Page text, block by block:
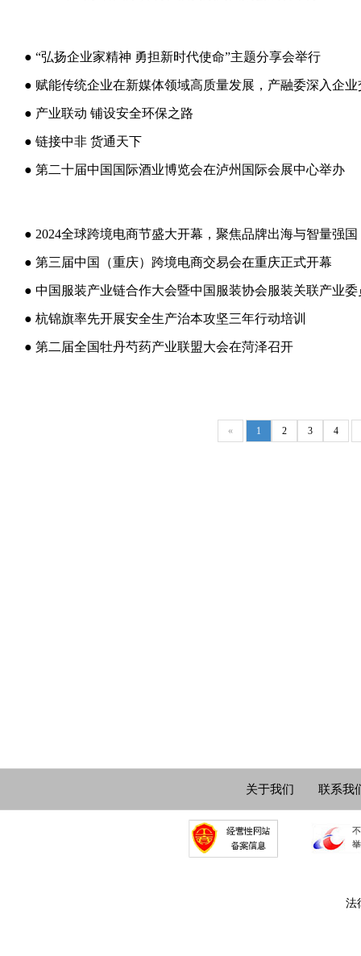
● “弘扬企业家精神 勇担新时代使命”主题分享会举行
● 赋能传统企业在新媒体领域高质量发展，产融委深入企业
● 产业联动 铺设安全环保之路
● 链接中非 货通天下
● 第二十届中国国际酒业博览会在泸州国际会展中心举办
● 2024全球跨境电商节盛大开幕，聚焦品牌出海与智量强国
● 第三届中国（重庆）跨境电商交易会在重庆正式开幕
● 杭锦旗率先开展安全生产治本攻坚三年行动培训
● 第二届全国牡丹芍药产业联盟大会在菏泽召开
« 1 2 3 4
关于我们 联系我
法